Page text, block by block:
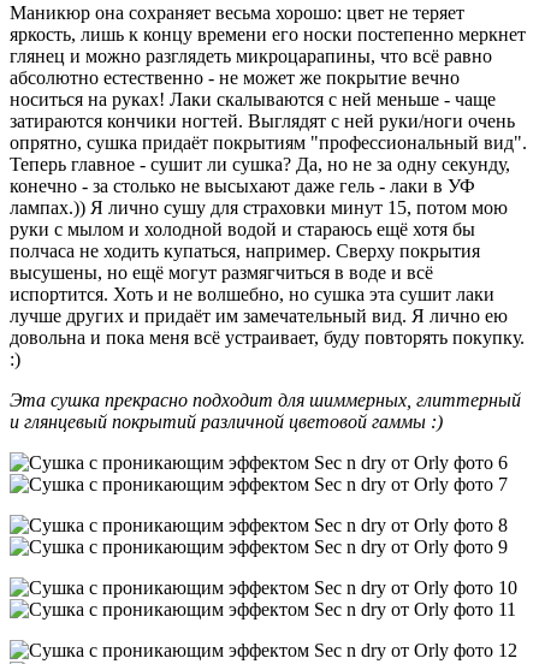
Маникюр она сохраняет весьма хорошо: цвет не теряет
яркость, лишь к концу времени его носки постепенно меркнет
глянец и можно разглядеть микроцарапины, что всё равно
абсолютно естественно - не может же покрытие вечно
носиться на руках! Лаки скалываются с ней меньше - чаще
затираются кончики ногтей. Выглядят с ней руки/ноги очень
опрятно, сушка придаёт покрытиям "профессиональный вид".
Теперь главное - сушит ли сушка? Да, но не за одну секунду,
конечно - за столько не высыхают даже гель - лаки в УФ
лампах.)) Я лично сушу для страховки минут 15, потом мою
руки с мылом и холодной водой и стараюсь ещё хотя бы
полчаса не ходить купаться, например. Сверху покрытия
высушены, но ещё могут размягчиться в воде и всё
испортится. Хоть и не волшебно, но сушка эта сушит лаки
лучше других и придаёт им замечательный вид. Я лично ею
довольна и пока меня всё устраивает, буду повторять покупку.
:)
Эта сушка прекрасно подходит для шиммерных, глиттерный
и глянцевый покрытий различной цветовой гаммы :)